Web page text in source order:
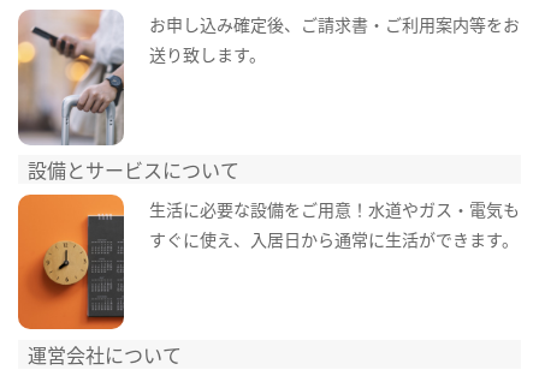
お申し込み確定後、ご請求書・ご利用案内等をお
送り致します。
設備とサービスについて
生活に必要な設備をご用意！水道やガス・電気も
すぐに使え、入居日から通常に生活ができます。
運営会社について